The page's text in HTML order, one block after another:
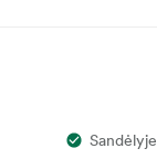
Sandėlyje